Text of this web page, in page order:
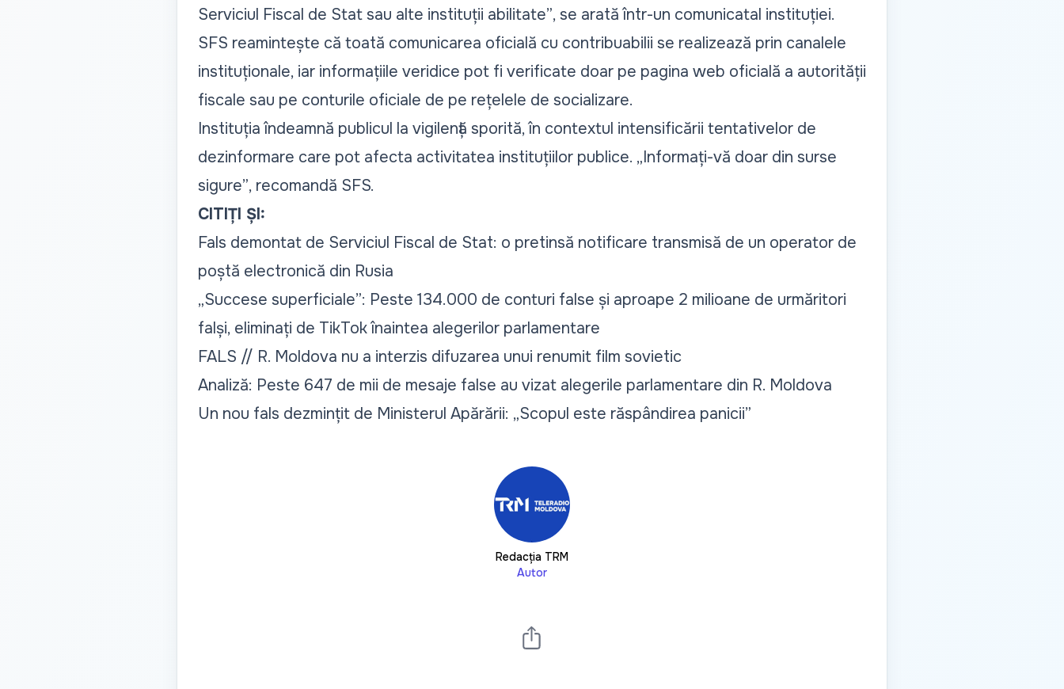
Serviciul Fiscal de Stat sau alte instituții abilitate”, se arată într-un comunicatal instituției.
SFS reamintește că toată comunicarea oficială cu contribuabilii se realizează prin canalele
instituționale, iar informațiile veridice pot fi verificate doar pe pagina web oficială a autorității
fiscale sau pe conturile oficiale de pe rețelele de socializare.
Instituția îndeamnă publicul la vigilență sporită, în contextul intensificării tentativelor de
dezinformare care pot afecta activitatea instituțiilor publice. „Informați-vă doar din surse
sigure”, recomandă SFS.
CITIȚI ȘI:
Fals demontat de Serviciul Fiscal de Stat: o pretinsă notificare transmisă de un operator de
poștă electronică din Rusia
„Succese superficiale”: Peste 134.000 de conturi false și aproape 2 milioane de urmăritori
falși, eliminați de TikTok înaintea alegerilor parlamentare
FALS // R. Moldova nu a interzis difuzarea unui renumit film sovietic
Analiză: Peste 647 de mii de mesaje false au vizat alegerile parlamentare din R. Moldova
Un nou fals dezmințit de Ministerul Apărării: „Scopul este răspândirea panicii”
Redacția TRM
Autor